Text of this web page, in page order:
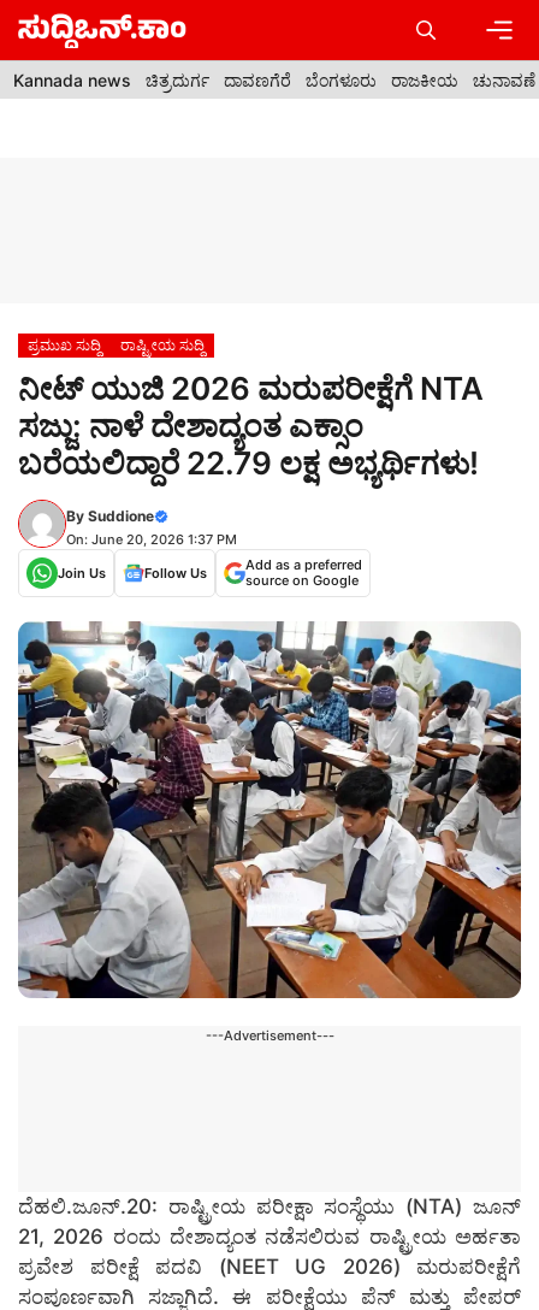
Skip
content
Kannada news ಚಿತ್ರದುರ್ಗ ದಾವಣಗೆರೆ ಬೆಂಗಳೂರು ರಾಜಕೀಯ ಚುನಾವಣೆ
ಪ್ರಮುಖ ಸುದ್ದಿ ರಾಷ್ಟ್ರೀಯ ಸುದ್ದಿ
ನೀಟ್ ಯುಜಿ 2026 ಮರುಪರೀಕ್ಷೆಗೆ NTA
ಸಜ್ಜು: ನಾಳೆ ದೇಶಾದ್ಯಂತ ಎಕ್ಸಾಂ
ಬರೆಯಲಿದ್ದಾರೆ 22.79 ಲಕ್ಷ ಅಭ್ಯರ್ಥಿಗಳು!
By Suddione
On: June 20, 2026 1:37 PM
Join Us
Follow Us
Add as a preferred
source on Google
---Advertisement---
ದೆಹಲಿ.ಜೂನ್.20: ರಾಷ್ಟ್ರೀಯ ಪರೀಕ್ಷಾ ಸಂಸ್ಥೆಯು (NTA) ಜೂನ್
21, 2026 ರಂದು ದೇಶಾದ್ಯಂತ ನಡೆಸಲಿರುವ ರಾಷ್ಟ್ರೀಯ ಅರ್ಹತಾ
ಪ್ರವೇಶ ಪರೀಕ್ಷೆ ಪದವಿ (NEET UG 2026) ಮರುಪರೀಕ್ಷೆಗೆ
ಸಂಪೂರ್ಣವಾಗಿ ಸಜ್ಜಾಗಿದೆ. ಈ ಪರೀಕ್ಷೆಯು ಪೆನ್ ಮತ್ತು ಪೇಪರ್